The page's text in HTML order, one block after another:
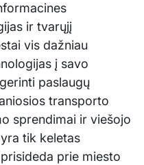
ir tvarųjį
vis dažniau
į savo
paslaugų
transporto
sprendimai ir viešojo
tik keletas
prie miesto